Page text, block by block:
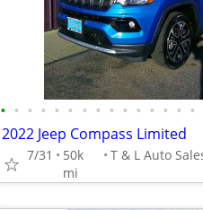
• • • • • • • • • • • • • • •
2022 Jeep Compass Limited
7/31
50k
mi